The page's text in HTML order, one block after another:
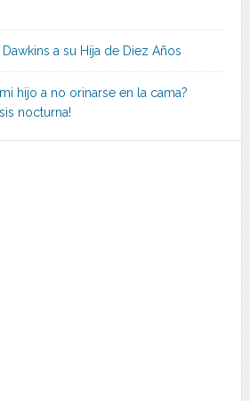
a su Hija de Diez Años
hijo a no orinarse en la cama?
nocturna!